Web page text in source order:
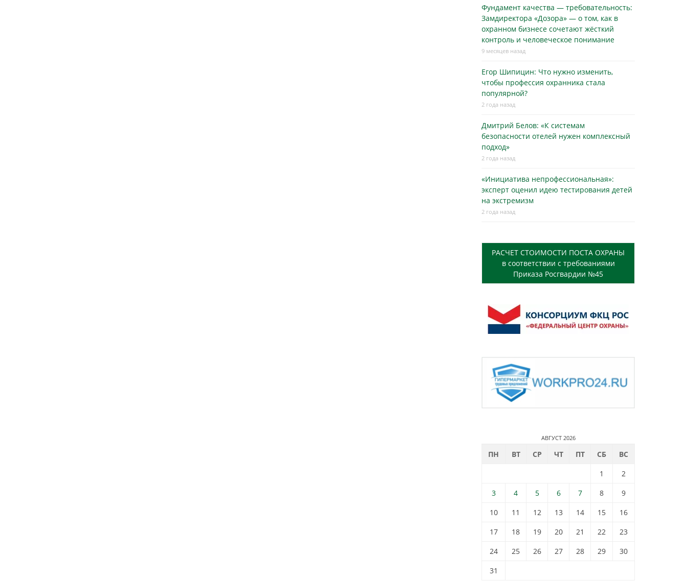
Фундамент качества — требовательность:
Замдиректора «Дозора» — о том, как в
охранном бизнесe сочетают жёсткий
контроль и человеческое понимание
9 месяцев назад
Егор Шипицин: Что нужно изменить,
чтобы профессия охранника стала
популярной?
2 года назад
Дмитрий Белов: «К системам
безопасности отелей нужен комплексный
подход»
2 года назад
«Инициатива непрофессиональная»:
эксперт оценил идею тестирования детей
на экстремизм
2 года назад
РАСЧЕТ СТОИМОСТИ ПОСТА ОХРАНЫ
в соответствии с требованиями
Приказа Росгвардии №45
АВГУСТ 2026
ПН ВТ СР ЧТ ПТ СБ
ВС
1
2
3
4 5 6 7 8
9
10
11 12 13 14 15
16
17
18 19 20 21 22
23
24
25 26 27 28 29
30
31